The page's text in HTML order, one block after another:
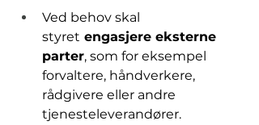
Ved behov skal
styret engasjere eksterne
parter, som for eksempel
forvaltere, håndverkere,
rådgivere eller andre
tjenesteleverandører.